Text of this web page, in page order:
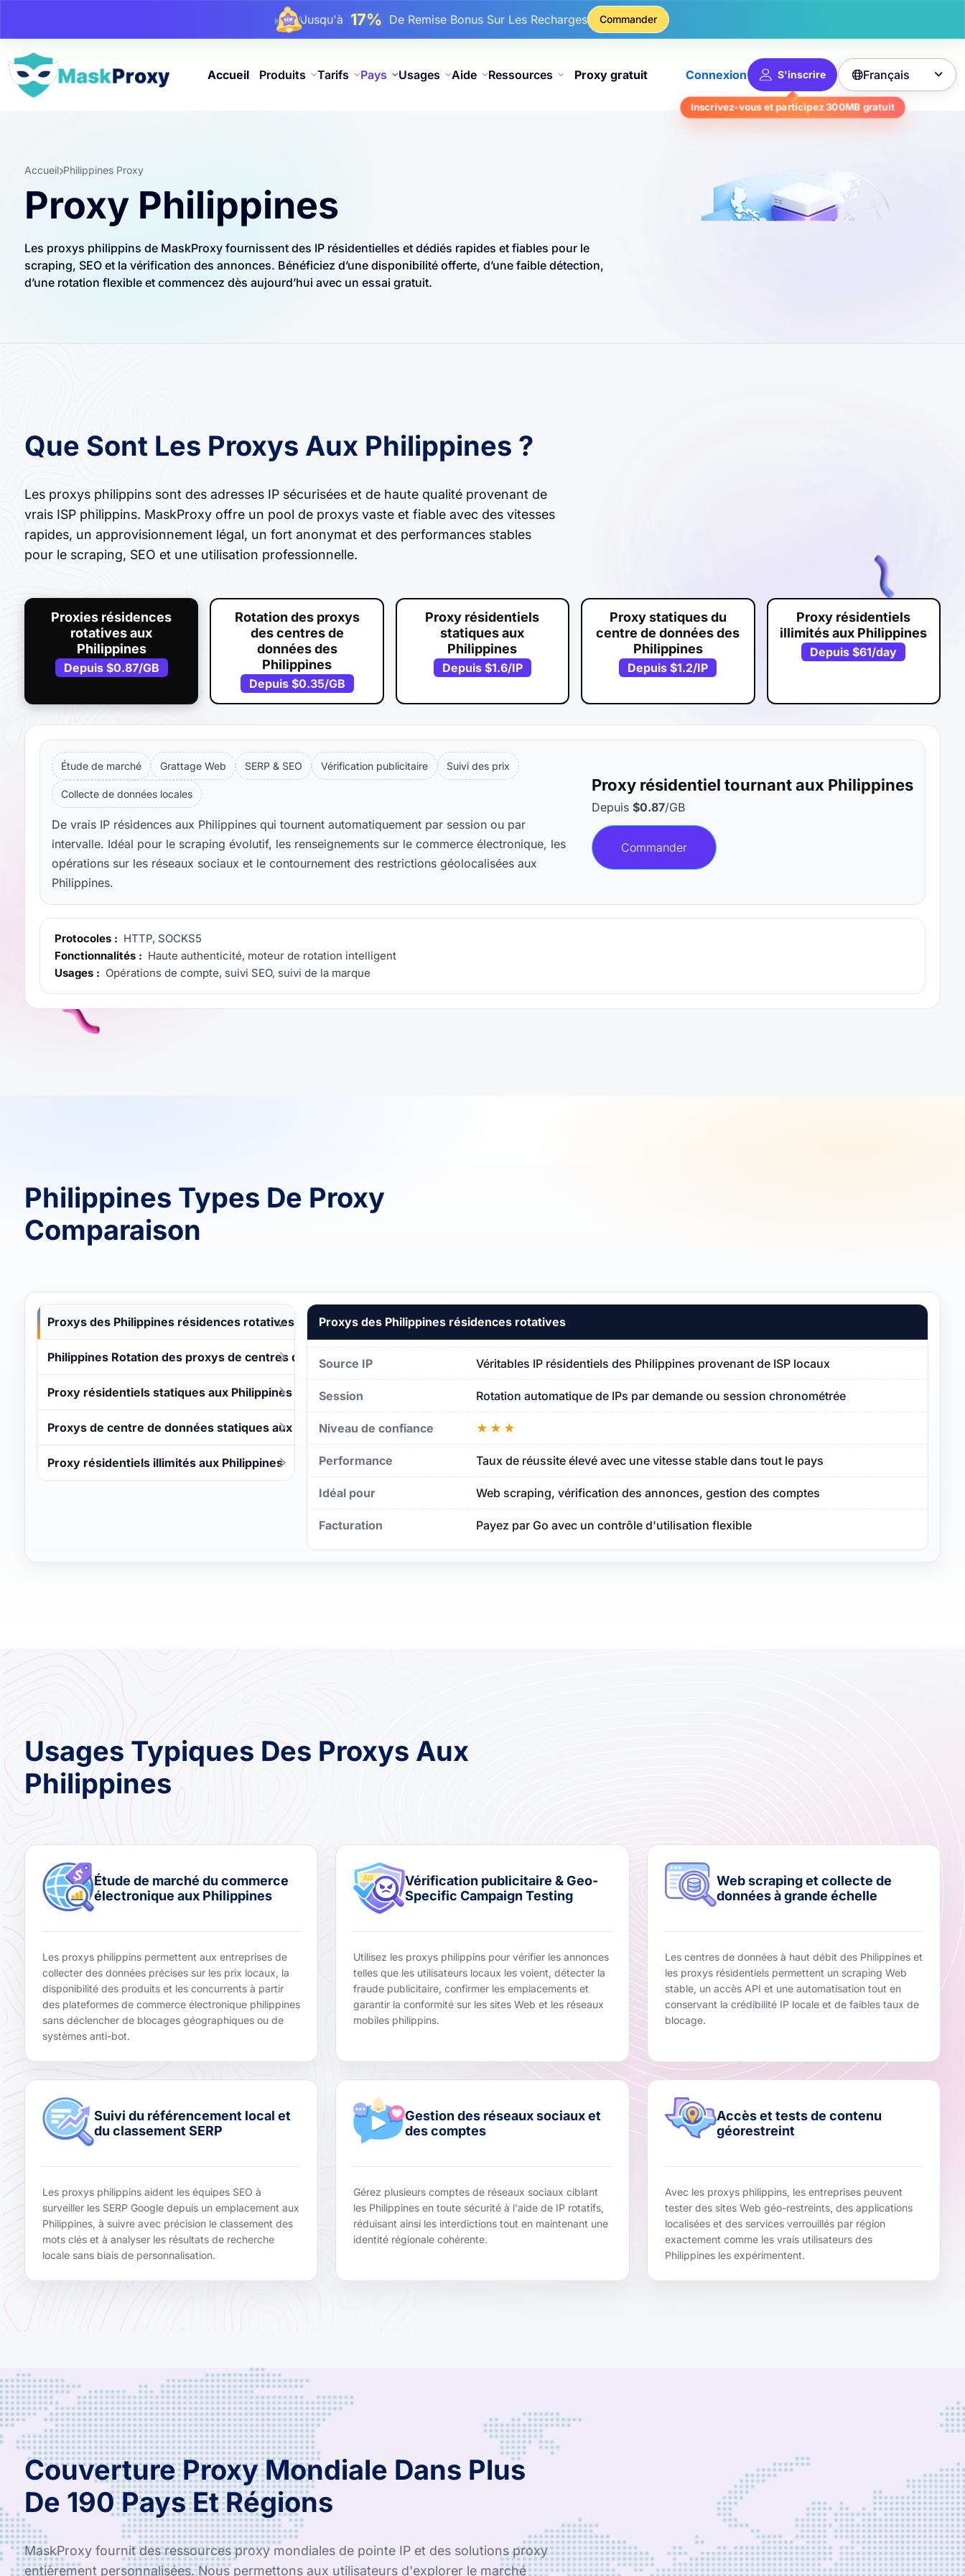
Jusqu'à 17% De Remise Bonus Sur Les Recharges
Jusqu'à25%Remise Sur Les Achats Statiques IP
Commander
Accueil Produits Tarifs Pays Usages Aide Ressources Proxy gratuit Connexion S'inscrire
Inscrivez-vous et participez300MB gratuit
Français 
Accueil Philippines Proxy
Proxy Philippines
Les proxys philippins de MaskProxy fournissent des IP résidentielles et dédiés rapides et fiables pour le
scraping, SEO et la vérification des annonces. Bénéficiez d’une disponibilité offerte, d’une faible détection,
d’une rotation flexible et commencez dès aujourd’hui avec un essai gratuit.
Que Sont Les Proxys Aux Philippines ?
Les proxys philippins sont des adresses IP sécurisées et de haute qualité provenant de
vrais ISP philippins. MaskProxy offre un pool de proxys vaste et fiable avec des vitesses
rapides, un approvisionnement légal, un fort anonymat et des performances stables
pour le scraping, SEO et une utilisation professionnelle.
Proxies résidences
rotatives aux
Philippines
Depuis $0.87/GB
Rotation des proxys
des centres de
données des
Philippines
Depuis $0.35/GB
Proxy résidentiels
statiques aux
Philippines
Depuis $1.6/IP
Proxy statiques du
centre de données des
Philippines
Depuis$1.2/IP
Proxy résidentiels
illimités aux Philippines
Depuis$61/day
Étude de marché Grattage Web SERP & SEO Vérification publicitaire Suivi des prix
Collecte de données locales
De vrais IP résidences aux Philippines qui tournent automatiquement par session ou par
intervalle. Idéal pour le scraping évolutif, les renseignements sur le commerce électronique, les
opérations sur les réseaux sociaux et le contournement des restrictions géolocalisées aux
Philippines.
Proxy résidentiel tournant aux Philippines
Depuis $0.87/GB
Commander
Protocoles : HTTP, SOCKS5
Fonctionnalités : Haute authenticité, moteur de rotation intelligent
Usages : Opérations de compte, suivi SEO, suivi de la marque
Philippines Types De Proxy
Comparaison
Proxys des Philippines résidences rotatives
Philippines Rotation des proxys de centres de données
Proxy résidentiels statiques aux Philippines
Proxys de centre de données statiques aux Philippines
Proxy résidentiels illimités aux Philippines
Proxys des Philippines résidences rotatives
Source IP Véritables IP résidentiels des Philippines provenant de ISP locaux
Session Rotation automatique de IPs par demande ou session chronométrée
Niveau de confiance ★★★
Performance Taux de réussite élevé avec une vitesse stable dans tout le pays
Idéal pour Web scraping, vérification des annonces, gestion des comptes
Facturation Payez par Go avec un contrôle d'utilisation flexible
Usages Typiques Des Proxys Aux
Philippines
Étude de marché du commerce
électronique aux Philippines
Les proxys philippins permettent aux entreprises de
collecter des données précises sur les prix locaux, la
disponibilité des produits et les concurrents à partir
des plateformes de commerce électronique philippines
sans déclencher de blocages géographiques ou de
systèmes anti-bot.
Vérification publicitaire & Geo-
Specific Campaign Testing
Utilisez les proxys philippins pour vérifier les annonces
telles que les utilisateurs locaux les voient, détecter la
fraude publicitaire, confirmer les emplacements et
garantir la conformité sur les sites Web et les réseaux
mobiles philippins.
Web scraping et collecte de
données à grande échelle
Les centres de données à haut débit des Philippines et
les proxys résidentiels permettent un scraping Web
stable, un accès API et une automatisation tout en
conservant la crédibilité IP locale et de faibles taux de
blocage.
Suivi du référencement local et
du classement SERP
Les proxys philippins aident les équipes SEO à
surveiller les SERP Google depuis un emplacement aux
Philippines, à suivre avec précision le classement des
mots clés et à analyser les résultats de recherche
locale sans biais de personnalisation.
Gestion des réseaux sociaux et
des comptes
Gérez plusieurs comptes de réseaux sociaux ciblant
les Philippines en toute sécurité à l'aide de IP rotatifs,
réduisant ainsi les interdictions tout en maintenant une
identité régionale cohérente.
Accès et tests de contenu
géorestreint
Avec les proxys philippins, les entreprises peuvent
tester des sites Web géo-restreints, des applications
localisées et des services verrouillés par région
exactement comme les vrais utilisateurs des
Philippines les expérimentent.
Couverture Proxy Mondiale Dans Plus
De 190 Pays Et Régions
MaskProxy fournit des ressources proxy mondiales de pointe IP et des solutions proxy
entièrement personnalisées. Nous permettons aux utilisateurs d'explorer le marché